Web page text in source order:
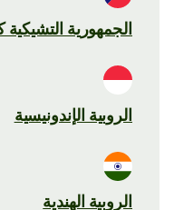
الجمهورية التشيكية
الروبية الإندونيسية
الروبية الهندية